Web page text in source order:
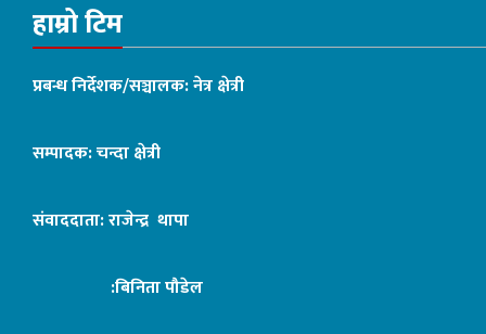
हाम्रो टिम
प्रबन्ध निर्देशक/सञ्चालक: नेत्र क्षेत्री
सम्पादक: चन्दा क्षेत्री
संवाददाता: राजेन्द्र थापा
:बिनिता पौडेल